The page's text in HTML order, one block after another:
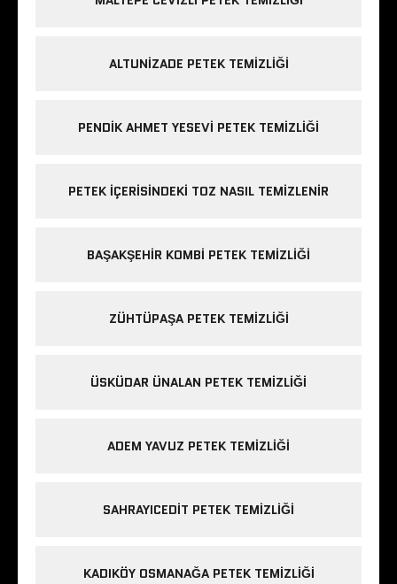
ALTUNIZADE PETEK TEMIZLIĞI
PENDIK AHMET YESEVI PETEK TEMIZLIĞI
PETEK IÇERISINDEKI TOZ NASIL TEMIZLENIR
BAŞAKŞEHIR KOMBI PETEK TEMIZLIĞI
ZÜHTÜPAŞA PETEK TEMIZLIĞI
ÜSKÜDAR ÜNALAN PETEK TEMIZLIĞI
ADEM YAVUZ PETEK TEMIZLIĞI
SAHRAYICEDIT PETEK TEMIZLIĞI
KADIKÖY OSMANAĞA PETEK TEMIZLIĞI